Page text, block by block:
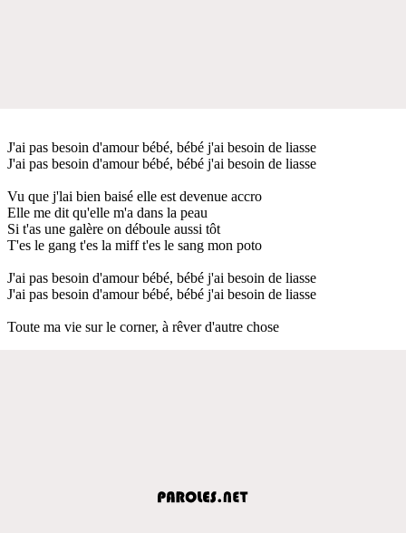
J'ai pas besoin d'amour bébé, bébé j'ai besoin de liasse
J'ai pas besoin d'amour bébé, bébé j'ai besoin de liasse
Vu que j'lai bien baisé elle est devenue accro
Elle me dit qu'elle m'a dans la peau
Si t'as une galère on déboule aussi tôt
T'es le gang t'es la miff t'es le sang mon poto
J'ai pas besoin d'amour bébé, bébé j'ai besoin de liasse
J'ai pas besoin d'amour bébé, bébé j'ai besoin de liasse
Toute ma vie sur le corner, à rêver d'autre chose